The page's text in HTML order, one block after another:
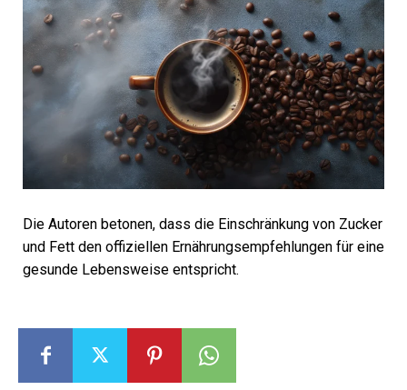
Die Autoren betonen, dass die Einschränkung von Zucker
und Fett den offiziellen Ernährungsempfehlungen für eine
gesunde Lebensweise entspricht.